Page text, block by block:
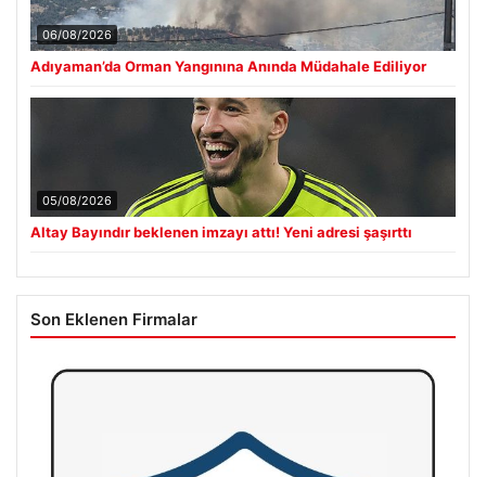
06/08/2026
Adıyaman’da Orman Yangınına Anında Müdahale Ediliyor
05/08/2026
Altay Bayındır beklenen imzayı attı! Yeni adresi şaşırttı
Son Eklenen Firmalar